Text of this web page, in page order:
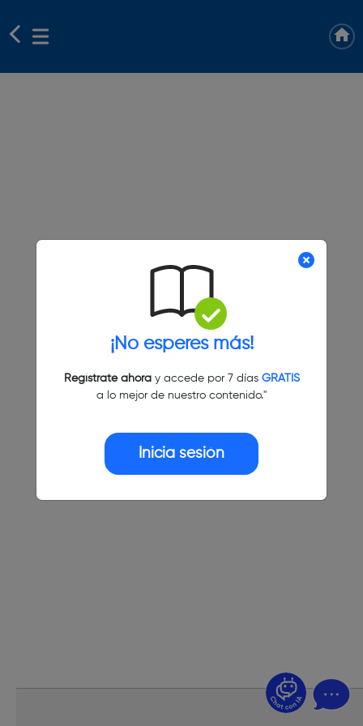
¡No esperes más!
Regístrate ahoray accede por 7 días GRATIS
a lo mejor de nuestro contenido."
Inicia sesión